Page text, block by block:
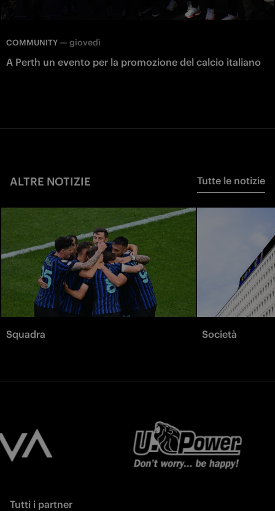
COMMUNITY — giovedì
A Perth un evento per la promozione del calcio italiano
ALTRE NOTIZIE Tutte le notizie
Squadra Società
Tutti i partner